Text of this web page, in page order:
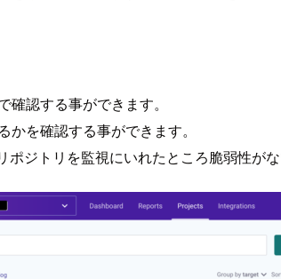
認する事ができます。
を確認する事ができます。
ジトリを監視にいれたところ脆弱性がな